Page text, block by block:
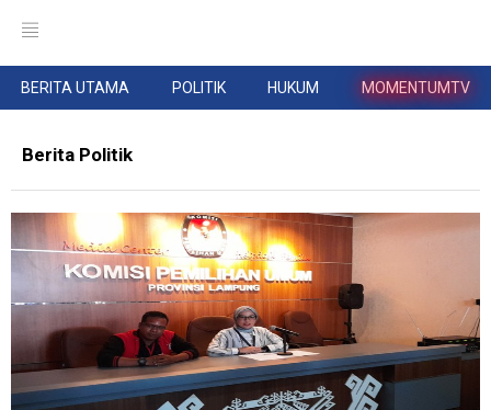
BERITA UTAMA POLITIK HUKUM MOMENTUMTV
Berita Politik